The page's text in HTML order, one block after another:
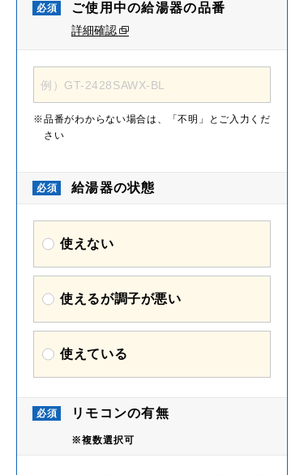
ご使用中の給湯器の品番
詳細確認
品番がわからない場合は、「不明」とご入力くだ
さい
給湯器の状態
使えない
使えるが調子が悪い
使えている
リモコンの有無
※複数選択可